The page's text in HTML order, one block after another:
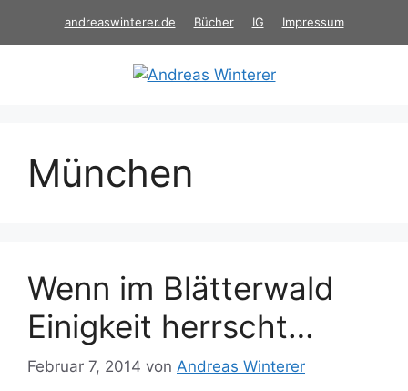
andreaswinterer.de Bücher IG Impressum
München
Wenn im Blätterwald
Einigkeit herrscht…
Februar 7, 2014 von Andreas Winterer